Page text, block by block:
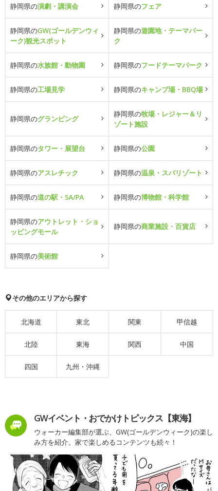
静岡県の演劇・講演会 静岡県のフェア
静岡県のGW(ゴールデンウィ
ーク)観光スポット
静岡県の遊園地・テーマパー
ク
静岡県の水族館・動物園 静岡県のフードテーマパーク
静岡県の工場見学 静岡県のキャンプ場・BBQ場
静岡県のグランピング
静岡県の牧場・レジャー＆リ
ゾート施設
静岡県のタワー・展望台 静岡県の公園
静岡県のアスレチック 静岡県の温泉・スパリゾート
静岡県の道の駅・SA/PA 静岡県の博物館・科学館
静岡県のアウトレット・ショ
ッピングモール
静岡県の商業施設・百貨店
静岡県の美術館
その他のエリアから探す
北海道 東北 関東 甲信越
北陸 東海 関西 中国
四国 九州・沖縄
GWイベント・おでかけトピックス【東海】
ウォーカー編集部が選ぶ、GW(ゴールデンウィーク)の楽し
み方を紹介。家で楽しめるコンテンツも続々！